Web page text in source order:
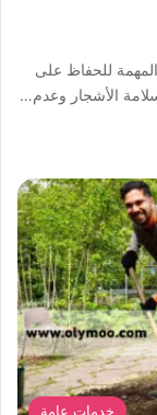
للحفاظ على
الأشجار وعدم…
خدمات عامة